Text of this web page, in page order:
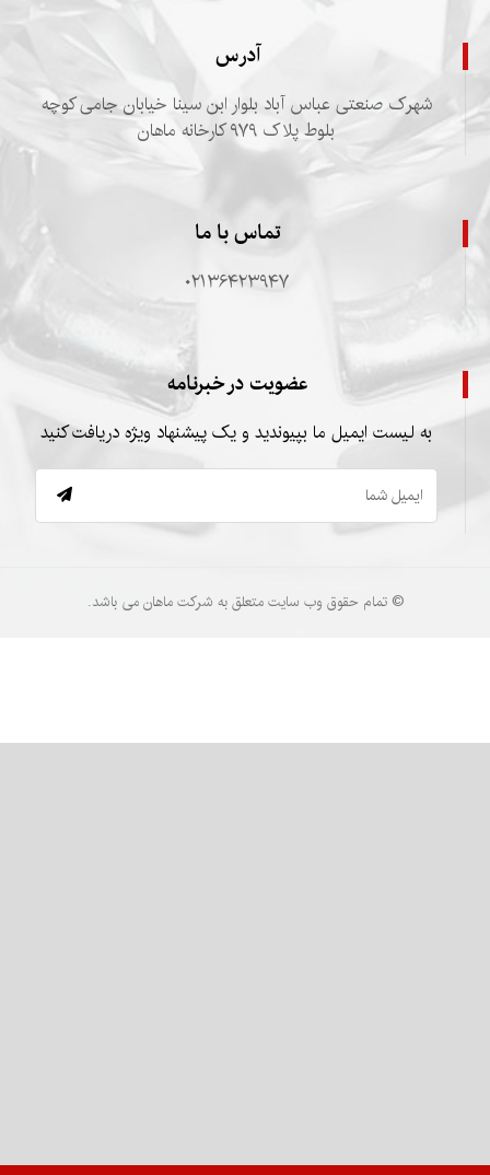
آدرس
شهرک صنعتی عباس آباد بلوار ابن سینا خیابان جامی کوچه
بلوط پلاک ۹۷۹ کارخانه ماهان
تماس با ما
۰۲۱۳۶۴۲۳۹۴۷
عضویت در خبرنامه
به لیست ایمیل ما بپیوندید و یک پیشنهاد ویژه دریافت کنید
© تمام حقوق وب سایت متعلق به شرکت ماهان می باشد.